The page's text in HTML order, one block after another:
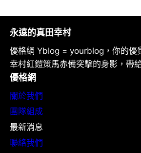
永遠的真田幸村
優格網 Yblog = yourblog，你的優
幸村紅鎧策馬赤備突擊的身影，帶
優格網
關於我們
團隊組成
最新消息
聯絡我們